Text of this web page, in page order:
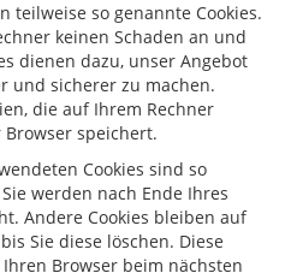
teilweise so genannte Cookies.
keinen Schaden an und
dienen dazu, unser Angebot
und sicherer zu machen.
die auf Ihrem Rechner
speichert.
Cookies sind so
werden nach Ende Ihres
Andere Cookies bleiben auf
Sie diese löschen. Diese
Browser beim nächsten